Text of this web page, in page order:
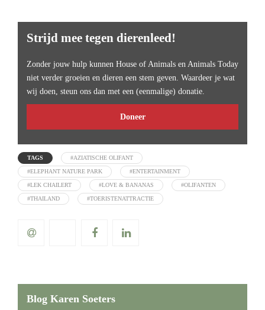
Strijd mee tegen dierenleed!
Zonder jouw hulp kunnen House of Animals en Animals Today
niet verder groeien en dieren een stem geven. Waardeer je wat
wij doen, steun ons dan met een (eenmalige) donatie.
Doneer
TAGS #AZIATISCHE OLIFANT
#ELEPHANT NATURE PARK #ENTERTAINMENT
#LEK CHAILERT #LOVE & BANANAS #OLIFANTEN
#THAILAND #TOERISTENATTRACTIE
Blog Karen Soeters